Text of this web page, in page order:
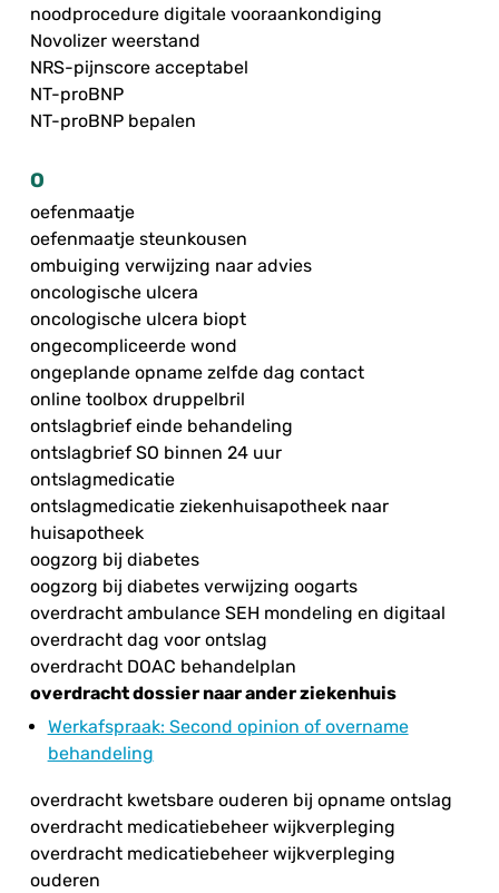
noodprocedure digitale vooraankondiging
Novolizer weerstand
NRS-pijnscore acceptabel
NT-proBNP
NT-proBNP bepalen
O
oefenmaatje
oefenmaatje steunkousen
ombuiging verwijzing naar advies
oncologische ulcera
oncologische ulcera biopt
ongecompliceerde wond
ongeplande opname zelfde dag contact
online toolbox druppelbril
ontslagbrief einde behandeling
ontslagbrief SO binnen 24 uur
ontslagmedicatie
ontslagmedicatie ziekenhuisapotheek naar
huisapotheek
oogzorg bij diabetes
oogzorg bij diabetes verwijzing oogarts
overdracht ambulance SEH mondeling en digitaal
overdracht dag voor ontslag
overdracht DOAC behandelplan
overdracht dossier naar ander ziekenhuis
Werkafspraak: Second opinion of overname
behandeling
overdracht kwetsbare ouderen bij opname ontslag
overdracht medicatiebeheer wijkverpleging
overdracht medicatiebeheer wijkverpleging
ouderen